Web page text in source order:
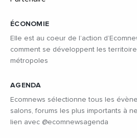
ÉCONOMIE
Elle est au coeur de l’action
comment se développent les
métropoles
AGENDA
Ecomnews sélectionne tous les
salons, forums les plus importants à
lien avec @ecomnewsagenda